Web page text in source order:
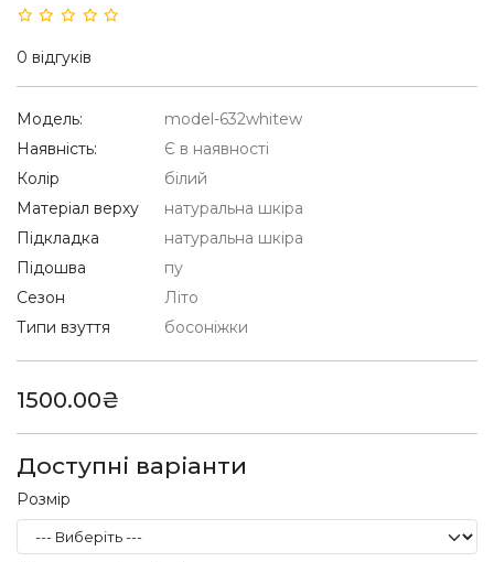
0 відгуків
Модель:
model-632whitew
Наявність:
Є в наявності
Колір
білий
Матеріал верху
натуральна шкіра
Підкладка
натуральна шкіра
Підошва
пу
Сезон
Літо
Типи взуття
босоніжки
1500.00₴
Доступні варіанти
Розмір